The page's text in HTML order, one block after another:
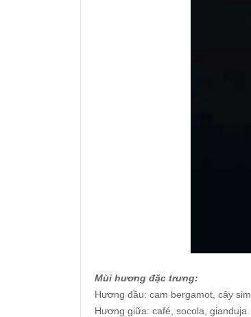
Mùi hương đặc trưng:
Hương đầu: cam bergamot, cây sim.
Hương giữa: café, socola, gianduja.